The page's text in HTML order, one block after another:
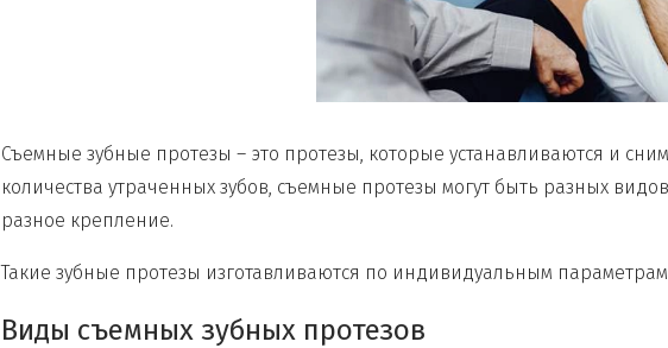
Съемные зубные протезы – это протезы, которые устанавливаются и
количества утраченных зубов, съемные протезы могут быть разных
разное крепление.
Такие зубные протезы изготавливаются по индивидуальным
Виды съемных зубных протезов